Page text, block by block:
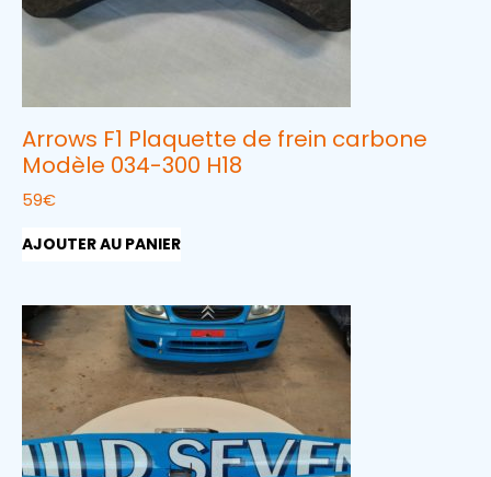
Arrows F1 Plaquette de frein carbone
Modèle 034-300 H18
59€
AJOUTER AU PANIER